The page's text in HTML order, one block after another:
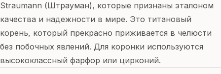
Straumann (Штрауман), которые признаны эталоном
качества и надежности в мире. Это титановый
корень, который прекрасно приживается в челюсти
без побочных явлений. Для коронки используются
высококлассный фарфор или цирконий.